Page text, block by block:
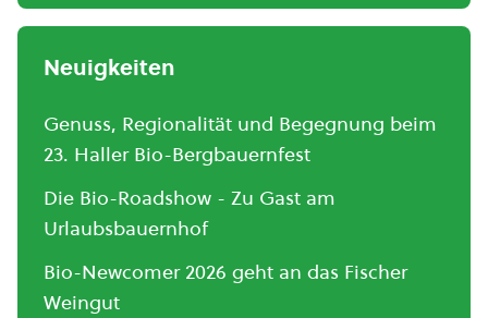
Neuigkeiten
Genuss, Regionalität und Begegnung beim
23. Haller Bio-Bergbauernfest
Die Bio-Roadshow - Zu Gast am
Urlaubsbauernhof
Bio-Newcomer 2026 geht an das Fischer
Weingut